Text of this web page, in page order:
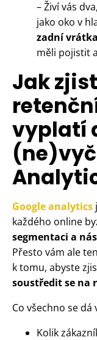
– Živí vás
jako oko v
zadní vrátka
měli pojistit
Jak
vyplatí
Google analytics
každého online
segmentaci a
Přesto vám ale
k tomu, abyste
soustředit se na
Co všechno se
Kolik